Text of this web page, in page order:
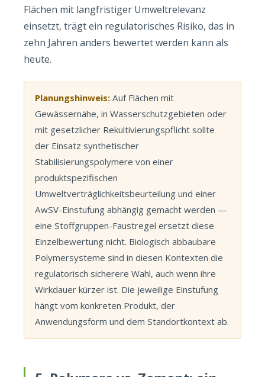
Flächen mit langfristiger Umweltrelevanz
einsetzt, trägt ein regulatorisches Risiko, das in
zehn Jahren anders bewertet werden kann als
heute.
Planungshinweis: Auf Flächen mit
Gewässernähe, in Wasserschutzgebieten oder
mit gesetzlicher Rekultivierungspflicht sollte
der Einsatz synthetischer
Stabilisierungspolymere von einer
produktspezifischen
Umweltverträglichkeitsbeurteilung und einer
AwSV-Einstufung abhängig gemacht werden —
eine Stoffgruppen-Faustregel ersetzt diese
Einzelbewertung nicht. Biologisch abbaubare
Polymersysteme sind in diesen Kontexten die
regulatorisch sicherere Wahl, auch wenn ihre
Wirkdauer kürzer ist. Die jeweilige Einstufung
hängt vom konkreten Produkt, der
Anwendungsform und dem Standortkontext ab.